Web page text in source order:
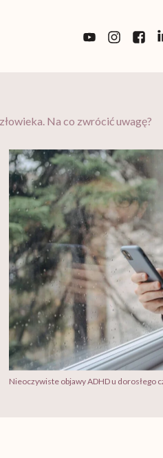
Na co zwrócić uwagę?
Nieoczywiste objawy ADHD u dorosłego